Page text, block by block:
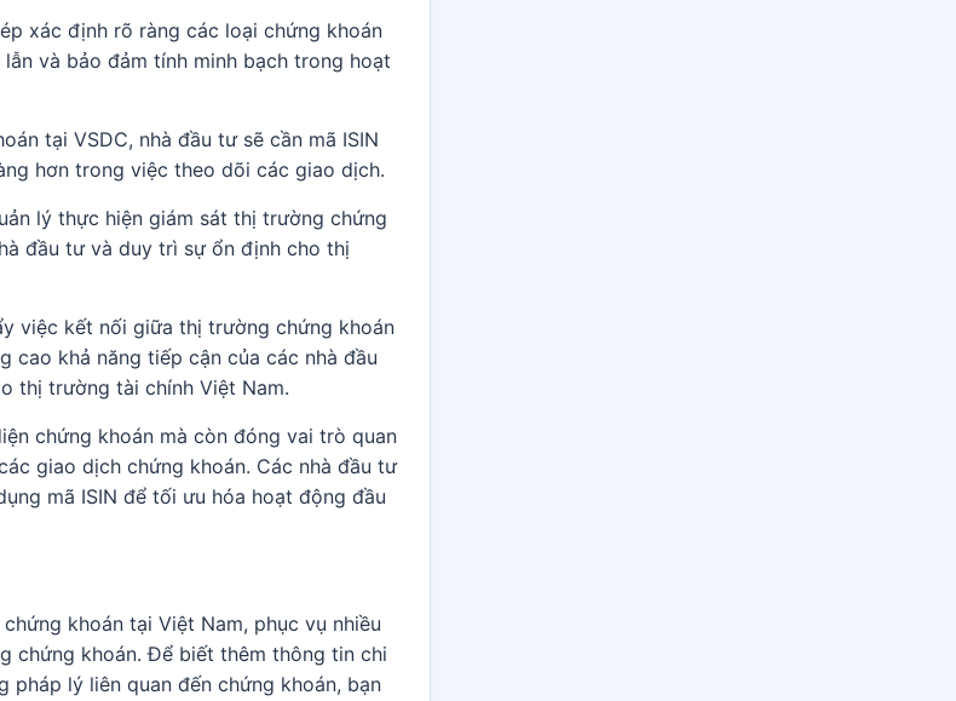
xác định rõ ràng các loại chứng khoán
và bảo đảm tính minh bạch trong hoạt
tại VSDC, nhà đầu tư sẽ cần mã ISIN
hơn trong việc theo dõi các giao dịch.
lý thực hiện giám sát thị trường chứng
đầu tư và duy trì sự ổn định cho thị
việc kết nối giữa thị trường chứng khoán
cao khả năng tiếp cận của các nhà đầu
thị trường tài chính Việt Nam.
chứng khoán mà còn đóng vai trò quan
giao dịch chứng khoán. Các nhà đầu tư
mã ISIN để tối ưu hóa hoạt động đầu
khoán tại Việt Nam, phục vụ nhiều
chứng khoán. Để biết thêm thông tin chi
pháp lý liên quan đến chứng khoán, bạn